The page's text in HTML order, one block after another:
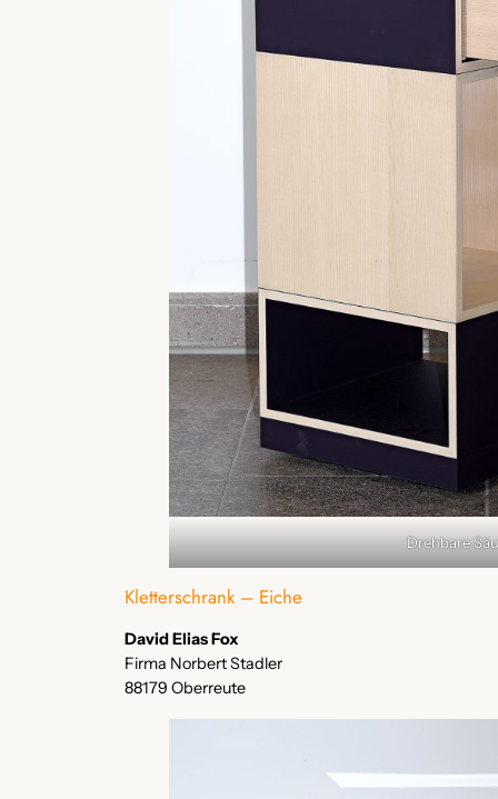
Drehbare
Kletterschrank – Eiche
David Elias Fox
Firma Norbert Stadler
88179 Oberreute